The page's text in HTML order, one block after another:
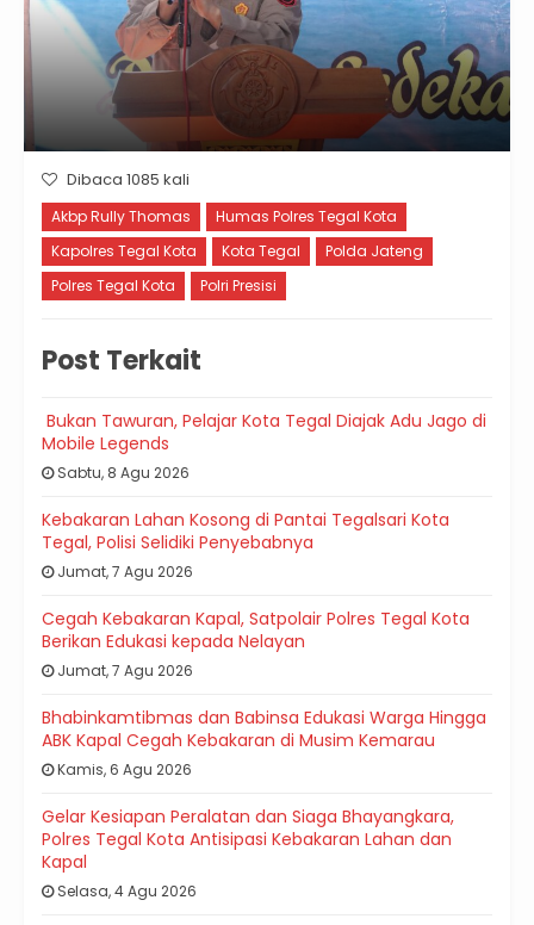
Dibaca 1085 kali
Akbp Rully Thomas
Humas Polres Tegal Kota
Kapolres Tegal Kota
Kota Tegal
Polda Jateng
Polres Tegal Kota
Polri Presisi
Post Terkait
Bukan Tawuran, Pelajar Kota Tegal Diajak Adu Jago di
Mobile Legends
Sabtu, 8 Agu 2026
Kebakaran Lahan Kosong di Pantai Tegalsari Kota
Tegal, Polisi Selidiki Penyebabnya
Jumat, 7 Agu 2026
Cegah Kebakaran Kapal, Satpolair Polres Tegal Kota
Berikan Edukasi kepada Nelayan
Jumat, 7 Agu 2026
Bhabinkamtibmas dan Babinsa Edukasi Warga Hingga
ABK Kapal Cegah Kebakaran di Musim Kemarau
Kamis, 6 Agu 2026
Gelar Kesiapan Peralatan dan Siaga Bhayangkara,
Polres Tegal Kota Antisipasi Kebakaran Lahan dan
Kapal
Selasa, 4 Agu 2026